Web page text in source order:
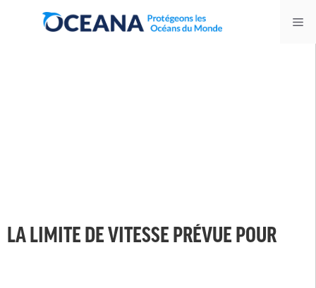
LA LIMITE DE VITESSE PRÉVUE POUR